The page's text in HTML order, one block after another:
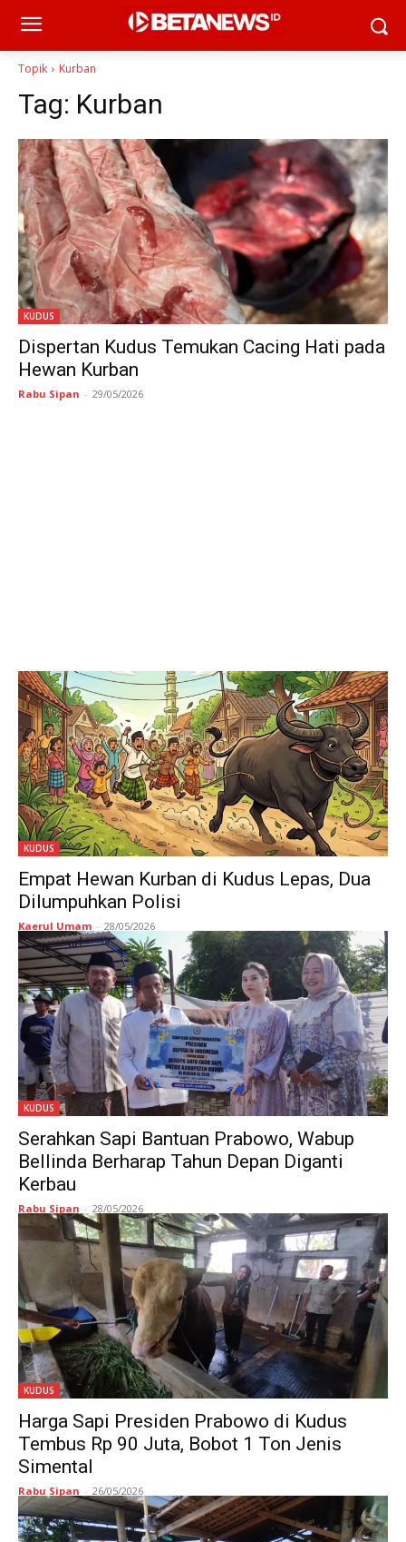
Topik Kurban
Tag: Kurban
KUDUS
Dispertan Kudus Temukan Cacing Hati pada
Hewan Kurban
Rabu Sipan - 29/05/2026
KUDUS
Empat Hewan Kurban di Kudus Lepas, Dua
Dilumpuhkan Polisi
Kaerul Umam - 28/05/2026
KUDUS
Serahkan Sapi Bantuan Prabowo, Wabup
Bellinda Berharap Tahun Depan Diganti
Kerbau
Rabu Sipan - 28/05/2026
KUDUS
Harga Sapi Presiden Prabowo di Kudus
Tembus Rp 90 Juta, Bobot 1 Ton Jenis
Simental
Rabu Sipan - 26/05/2026